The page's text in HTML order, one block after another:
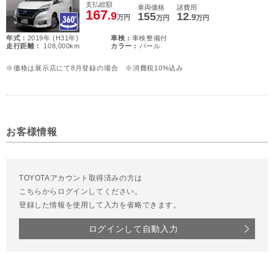
支払総額
167.9万円
車両価格
155万円
諸費用
12.9万円
年式 : 2019年 (H31年) 車検 : 車検整備付
走行距離 :
108,000km カラー : パール
※価格は展示店にて8月登録の場合 ※消費税10%込み
お客様情報
TOYOTAアカウント取得済みの方は
こちらからログインしてください。
登録した情報を使用して入力を省略できます。
ログインして自動入力